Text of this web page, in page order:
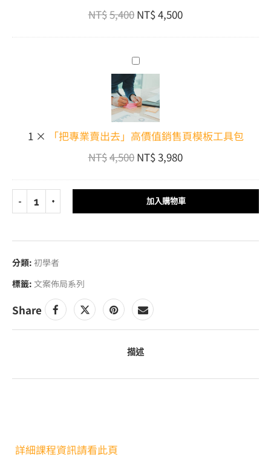
NT$5,400 NT$4,500
「把
專
業
賣
出
去」
高
價
值
售
模
包
1×
「把專業賣出去」高價值銷售頁模板工具包
NT$4,500 NT$3,980
加入購物車
分類: 初學者
標籤: 文案佈局系列
Share
描述
詳細課程資訊請看此頁